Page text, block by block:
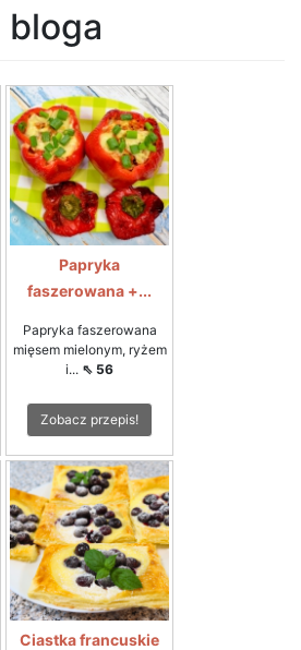
bloga
Papryka
faszerowana +...
Papryka faszerowana
mięsem mielonym, ryżem
i... ⇖ 56
Zobacz przepis!
Ciastka francuskie